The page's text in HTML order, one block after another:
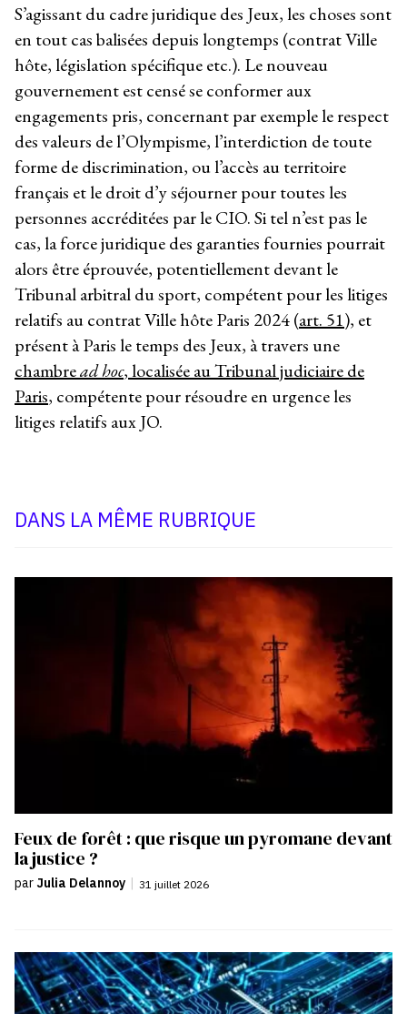
S’agissant du cadre juridique des Jeux, les choses sont
en tout cas balisées depuis longtemps (contrat Ville
hôte, législation spécifique etc.). Le nouveau
gouvernement est censé se conformer aux
engagements pris, concernant par exemple le respect
des valeurs de l’Olympisme, l’interdiction de toute
forme de discrimination, ou l’accès au territoire
français et le droit d’y séjourner pour toutes les
personnes accréditées par le CIO. Si tel n’est pas le
cas, la force juridique des garanties fournies pourrait
alors être éprouvée, potentiellement devant le
Tribunal arbitral du sport, compétent pour les litiges
relatifs au contrat Ville hôte Paris 2024 (art. 51), et
présent à Paris le temps des Jeux, à travers une
chambread hoc, localisée au Tribunal judiciaire de
Paris, compétente pour résoudre en urgence les
litiges relatifs aux JO.
DANS LA MÊME RUBRIQUE
Feux de forêt : que risque un pyromane devant
la justice ?
par Julia Delannoy | 31 juillet 2026